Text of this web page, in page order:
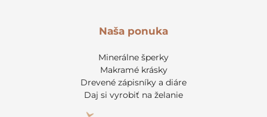
Naša ponuka
Minerálne šperky
Makramé krásky
Drevené zápisníky a diáre
Daj si vyrobiť na želanie